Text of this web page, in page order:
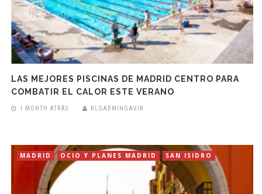
LAS MEJORES PISCINAS DE MADRID CENTRO PARA
COMBATIR EL CALOR ESTE VERANO
1 MONTH ATRÁS BLGADMINGAVIR
MADRID OCIO Y PLANES MADRID SAN ISIDRO